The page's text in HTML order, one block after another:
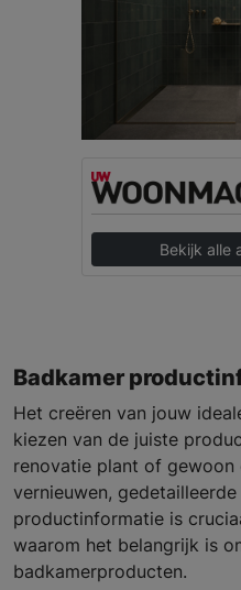
Bekijk alle
Badkamer
Het creëren van jouw
kiezen van de juiste
renovatie plant of gewoon
vernieuwen,
productinformatie is
waarom het belangrijk is
badkamerproducten.